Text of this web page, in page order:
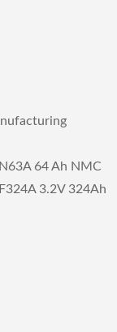
64 Ah NMC
3.2V 324Ah